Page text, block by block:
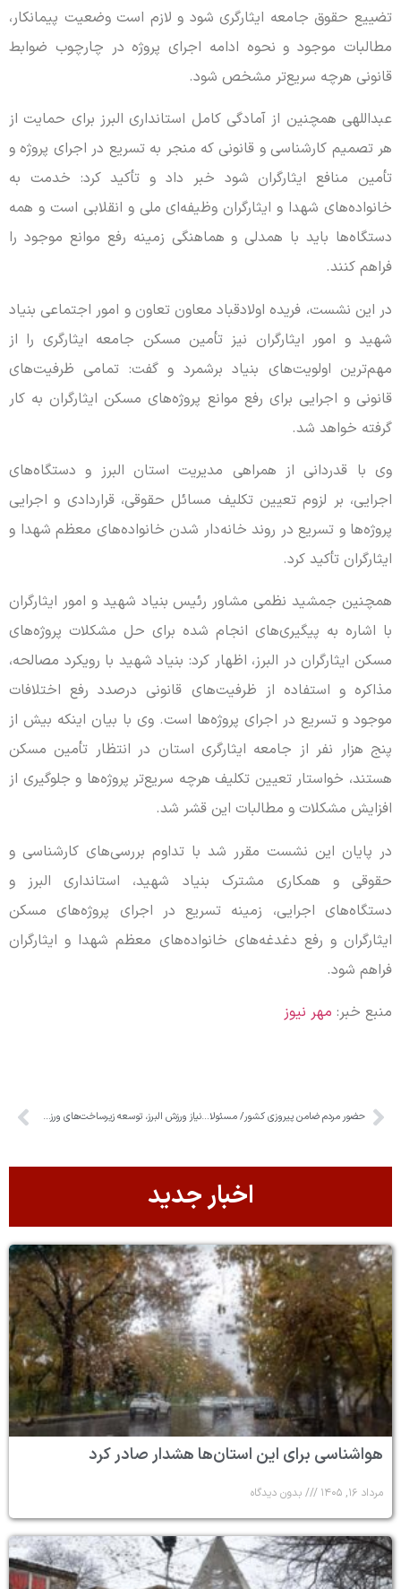
تضییع حقوق جامعه ایثارگری شود و لازم است وضعیت پیمانکار،
مطالبات موجود و نحوه ادامه اجرای پروژه در چارچوب ضوابط
قانونی هرچه سریع‌تر مشخص شود.
عبداللهی همچنین از آمادگی کامل استانداری البرز برای حمایت از
هر تصمیم کارشناسی و قانونی که منجر به تسریع در اجرای پروژه و
تأمین منافع ایثارگران شود خبر داد و تأکید کرد: خدمت به
خانواده‌های شهدا و ایثارگران وظیفه‌ای ملی و انقلابی است و همه
دستگاه‌ها باید با همدلی و هماهنگی زمینه رفع موانع موجود را
فراهم کنند.
در این نشست، فریده اولادقباد معاون تعاون و امور اجتماعی بنیاد
شهید و امور ایثارگران نیز تأمین مسکن جامعه ایثارگری را از
مهم‌ترین اولویت‌های بنیاد برشمرد و گفت: تمامی ظرفیت‌های
قانونی و اجرایی برای رفع موانع پروژه‌های مسکن ایثارگران به کار
گرفته خواهد شد.
وی با قدردانی از همراهی مدیریت استان البرز و دستگاه‌های
اجرایی، بر لزوم تعیین تکلیف مسائل حقوقی، قراردادی و اجرایی
پروژه‌ها و تسریع در روند خانه‌دار شدن خانواده‌های معظم شهدا و
ایثارگران تأکید کرد.
همچنین جمشید نظمی مشاور رئیس بنیاد شهید و امور ایثارگران
با اشاره به پیگیری‌های انجام شده برای حل مشکلات پروژه‌های
مسکن ایثارگران در البرز، اظهار کرد: بنیاد شهید با رویکرد مصالحه،
مذاکره و استفاده از ظرفیت‌های قانونی درصدد رفع اختلافات
موجود و تسریع در اجرای پروژه‌ها است. وی با بیان اینکه بیش از
پنج هزار نفر از جامعه ایثارگری استان در انتظار تأمین مسکن
هستند، خواستار تعیین تکلیف هرچه سریع‌تر پروژه‌ها و جلوگیری از
افزایش مشکلات و مطالبات این قشر شد.
در پایان این نشست مقرر شد با تداوم بررسی‌های کارشناسی و
حقوقی و همکاری مشترک بنیاد شهید، استانداری البرز و
دستگاه‌های اجرایی، زمینه تسریع در اجرای پروژه‌های مسکن
ایثارگران و رفع دغدغه‌های خانواده‌های معظم شهدا و ایثارگران
فراهم شود.
منبع خبر: مهر نیوز
حضور مردم ضامن پیروزی کشور/ مسئولان قدردان مردم باشند نیاز ورزش البرز، توسعه زیرساخت‌های ورزشی متناسب با رشد جمعیت است
اخبار جدید
هواشناسی برای این استان‌ها هشدار صادر کرد
مرداد ۱۶, ۱۴۰۵ بدون دیدگاه